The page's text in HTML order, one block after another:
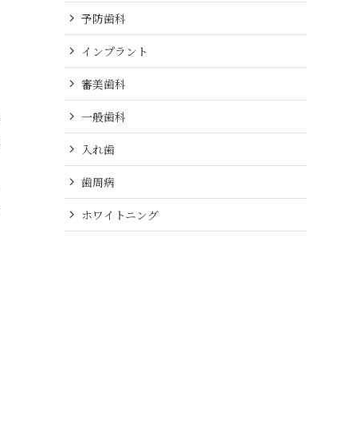
予防歯科
インプラント
審美歯科
一般歯科
入れ歯
歯周病
ホワイトニング